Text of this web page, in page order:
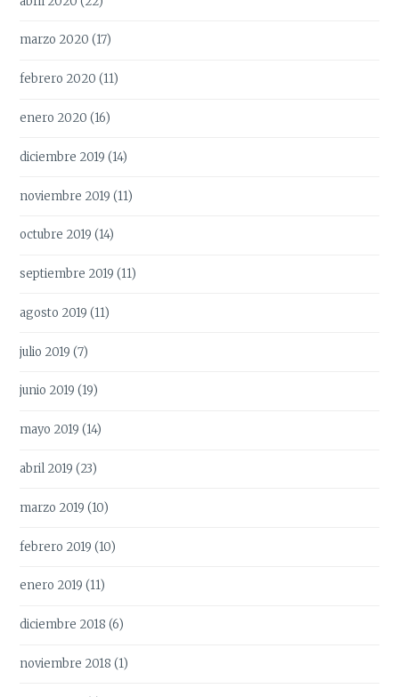
marzo 2020 (17)
febrero 2020 (11)
enero 2020 (16)
diciembre 2019 (14)
noviembre 2019 (11)
octubre 2019 (14)
septiembre 2019 (11)
agosto 2019 (11)
julio 2019 (7)
junio 2019 (19)
mayo 2019 (14)
abril 2019 (23)
marzo 2019 (10)
febrero 2019 (10)
enero 2019 (11)
diciembre 2018 (6)
noviembre 2018 (1)